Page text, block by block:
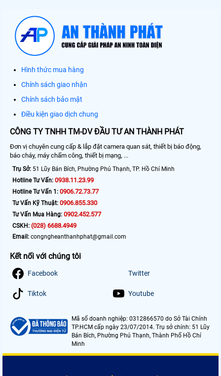
Hình thức mua hàng
Chính sách giao nhận
Chính sách bảo mật
Điều kiện giao dịch chung
CÔNG TY TNHH TM-DV ĐẦU TƯ AN THÀNH PHÁT
Đơn vị chuyên cung cấp & lắp đặt camera quan sát, thiết bị báo động,
báo cháy, máy chấm công, thiết bị mạng, ...
Trụ Sở: 51 Lũy Bán Bích, Phường Phú Thạnh, TP. Hồ Chí Minh
Hotline Tư Vấn: 0938.11.23.99
Hotline Tư Vấn 1: 0906.72.73.77
Tư Vấn Kỹ Thuật: 0906.855.330
Tư Vấn Mua Hàng: 0902.452.577
CSKH: (028) 6688.4949
Email: congngheanthanhphat@gmail.com
Kết nối với chúng tôi
Facebook Twitter
Tiktok Youtube
Mã số doanh nghiệp: 0312866570 do Sở Tài Chính
TP.HCM cấp ngày 23/07/2014. Trụ sở chính: 51 Lũy
Bán Bích, Phường Phú Thạnh, Thành Phố Hồ Chí
Minh